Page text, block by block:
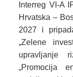
Interreg VI-A
Hrvatska –
2027 i
„Zelene
upravljanje
„Promocija